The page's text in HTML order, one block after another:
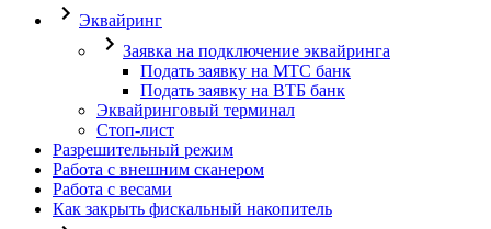
Эквайринг
Заявка на подключение эквайринга
Подать заявку на МТС банк
Подать заявку на ВТБ банк
Эквайринговый терминал
Стоп-лист
Разрешительный режим
Работа с внешним сканером
Работа с весами
Как закрыть фискальный накопитель